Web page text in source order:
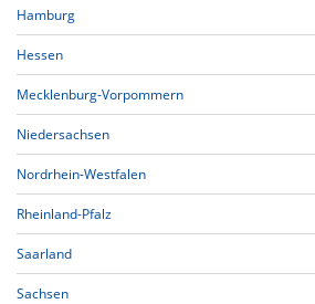
Hamburg
Hessen
Mecklenburg-Vorpommern
Niedersachsen
Nordrhein-Westfalen
Rheinland-Pfalz
Saarland
Sachsen